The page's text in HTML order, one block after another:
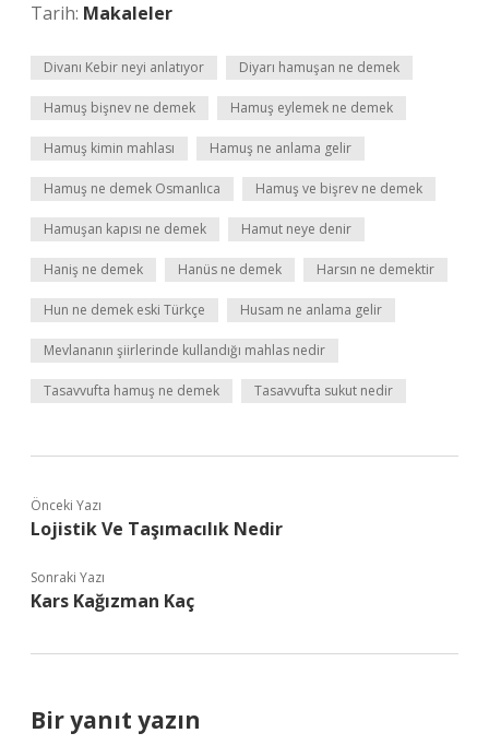
Tarih: Makaleler
Divanı Kebir neyi anlatıyor Diyarı hamuşan ne demek
Hamuş bişnev ne demek Hamuş eylemek ne demek
Hamuş kimin mahlası Hamuş ne anlama gelir
Hamuş ne demek Osmanlıca Hamuş ve bişrev ne demek
Hamuşan kapısı ne demek Hamut neye denir
Haniş ne demek Hanüs ne demek Harsın ne demektir
Hun ne demek eski Türkçe Husam ne anlama gelir
Mevlananın şiirlerinde kullandığı mahlas nedir
Tasavvufta hamuş ne demek Tasavvufta sukut nedir
Önceki Yazı
Lojistik Ve Taşımacılık Nedir
Sonraki Yazı
Kars Kağızman Kaç
Bir yanıt yazın